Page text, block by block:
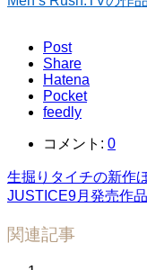
Post
Share
Hatena
Pocket
feedly
コメント: 0
生掘りタイチの新作
JUSTICE9月発売作
関連記事